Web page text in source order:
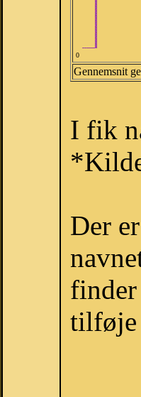
0
Gennemsnit
I fik
Der
finder
tilføje